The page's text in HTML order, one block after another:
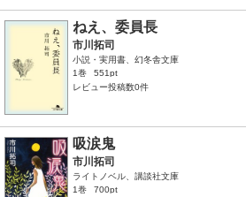
ねえ、委員長
市川拓司
小説・実用書、幻冬舎文庫
1巻
551pt
レビュー投稿数0件
吸涙鬼
市川拓司
ライトノベル、講談社文庫
1巻
700pt